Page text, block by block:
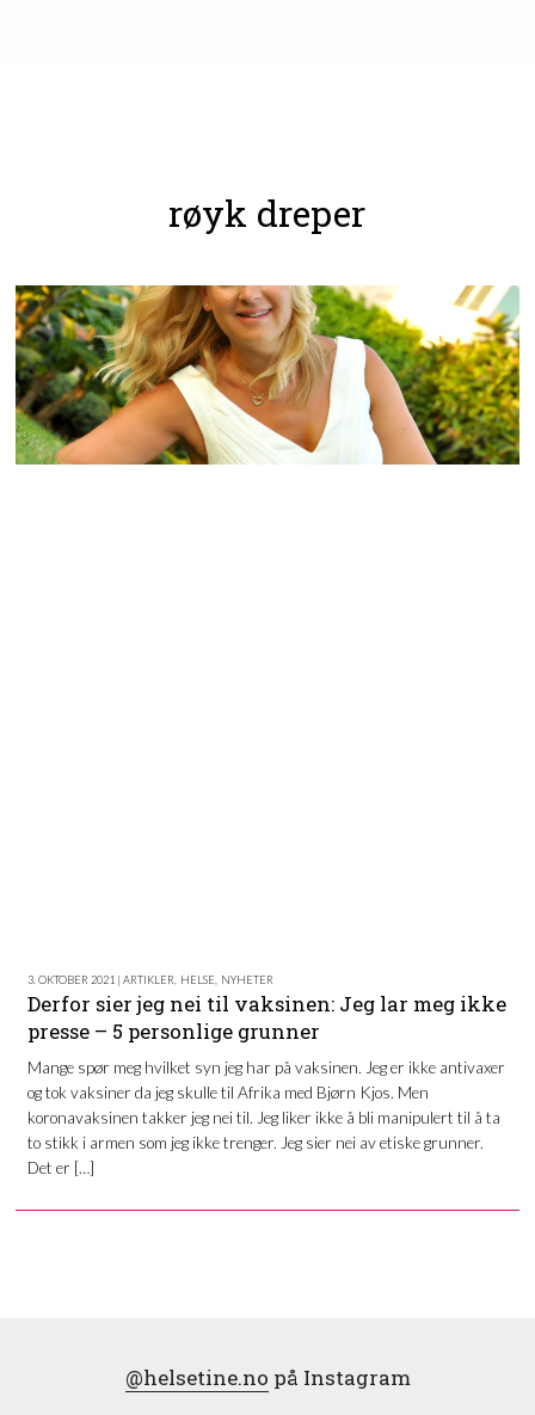
røyk dreper
3. OKTOBER 2021 | ARTIKLER HELSE NYHETER
Derfor sier jeg nei til vaksinen: Jeg lar meg ikke
presse – 5 personlige grunner
Mange spør meg hvilket syn jeg har på vaksinen. Jeg er ikke antivaxer
og tok vaksiner da jeg skulle til Afrika med Bjørn Kjos. Men
koronavaksinen takker jeg nei til. Jeg liker ikke å bli manipulert til å ta
to stikk i armen som jeg ikke trenger. Jeg sier nei av etiske grunner.
Det er […]
@helsetine.no på Instagram